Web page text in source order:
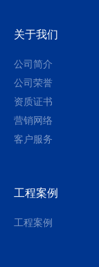
公司简介
公司荣誉
资质证书
营销网络
客户服务
关于我们
工程案例
工程案例